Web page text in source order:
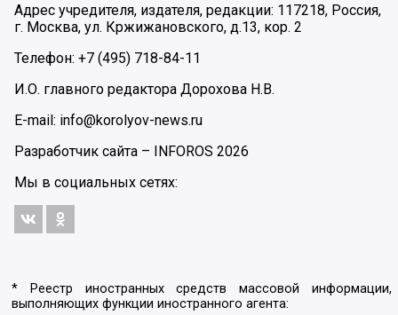
Адрес учредителя, издателя, редакции: 117218, Россия,
г. Москва, ул. Кржижановского, д.13, кор. 2
Телефон: +7 (495) 718-84-11
И.О. главного редактора Дорохова Н.В.
E-mail: info@korolyov-news.ru
Разработчик сайта – INFOROS 2026
Мы в социальных сетях:
* Реестр иностранных средств массовой информации,
выполняющих функции иностранного агента: